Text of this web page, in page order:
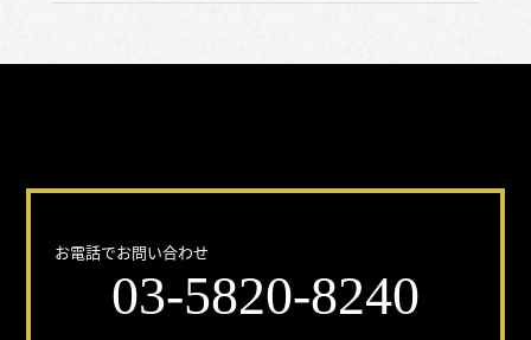
お電話でお問い合わせ
03-5820-8240